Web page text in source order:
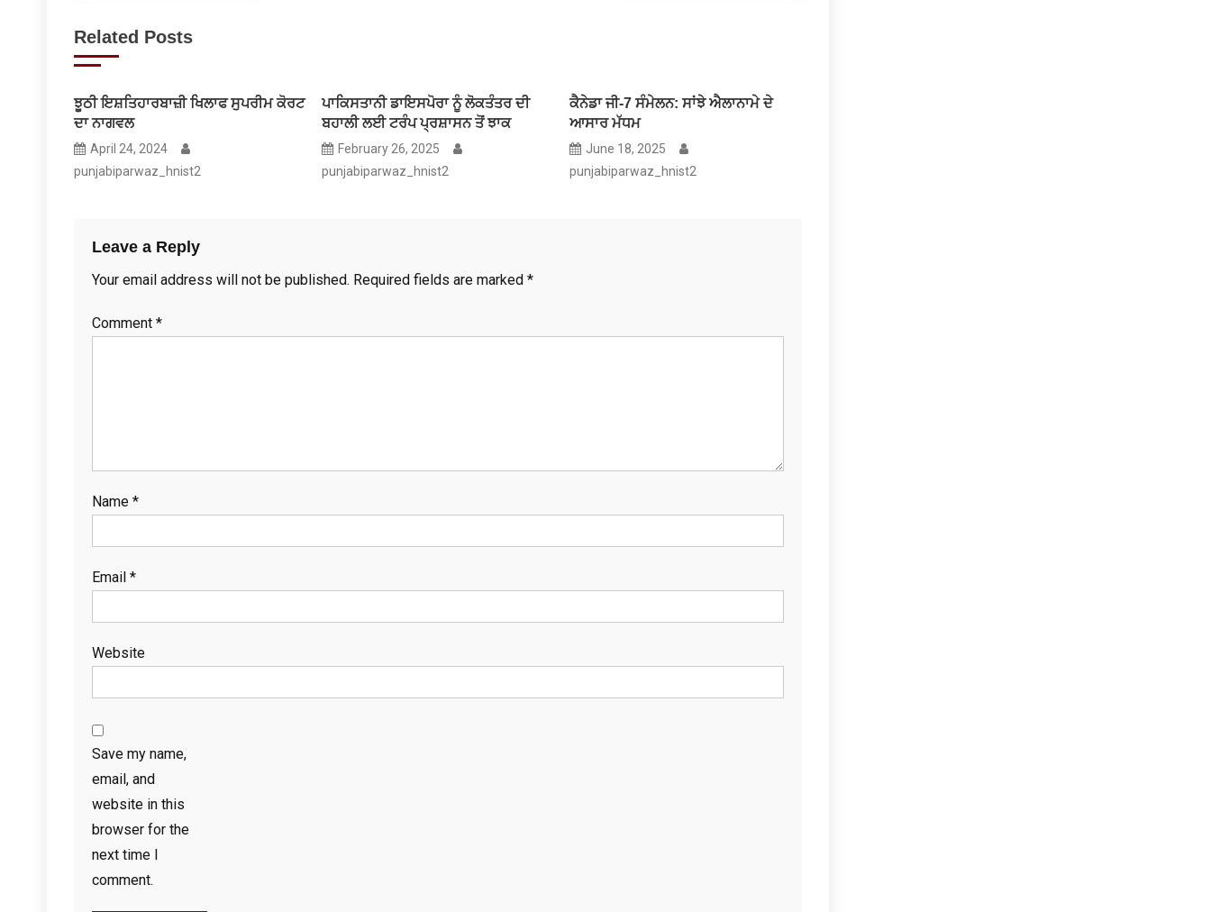
Related Posts
ਝੂਠੀ ਇਸ਼ਤਿਹਾਰਬਾਜ਼ੀ ਖਿਲਾਫ ਸੁਪਰੀਮ ਕੋਰਟ
ਦਾ ਨਾਗਵਲ
April 24, 2024
punjabiparwaz_hnist2
ਪਾਕਿਸਤਾਨੀ ਡਾਇਸਪੋਰਾ ਨੂੰ ਲੋਕਤੰਤਰ ਦੀ
ਬਹਾਲੀ ਲਈ ਟਰੰਪ ਪ੍ਰਸ਼ਾਸਨ ਤੋਂ ਝਾਕ
February 26, 2025
punjabiparwaz_hnist2
ਕੈਨੇਡਾ ਜੀ-7 ਸੰਮੇਲਨ: ਸਾਂਝੇ ਐਲਾਨਾਮੇ ਦੇ
ਆਸਾਰ ਮੱਧਮ
June 18, 2025
punjabiparwaz_hnist2
Leave a Reply
Your email address will not be published. Required fields are marked *
Comment *
Name *
Email *
Website
Save my name,
email, and
website in this
browser for the
next time I
comment.